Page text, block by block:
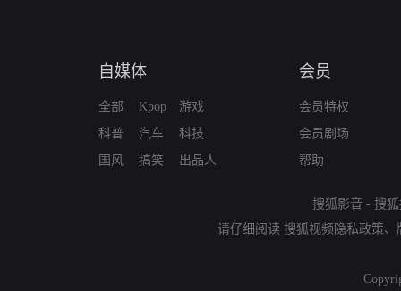
自媒体
全部
科普
国风
Kpop
汽车
搞笑
游戏
科技
出品人
会员
会员特权
会员剧场
帮助
搜狐影音 - 搜
请仔细阅读 搜狐视频隐私政策、